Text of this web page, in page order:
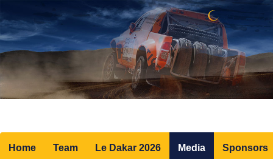
Home Team Le Dakar 2026 Media Sponsors